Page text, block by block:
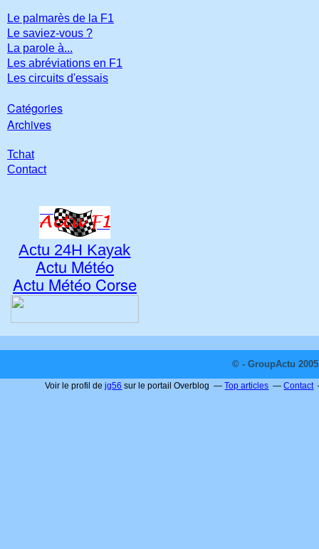
Le palmarès de la F1
Le saviez-vous ?
La parole à...
Les abréviations en F1
Les circuits d'essais
Catégories
Archives
Tchat
Contact
Actu 24H Kayak
Actu Météo
Actu Météo Corse
© - GroupActu
Voir le profil dejg56 sur le portail Overblog Top articles Contact